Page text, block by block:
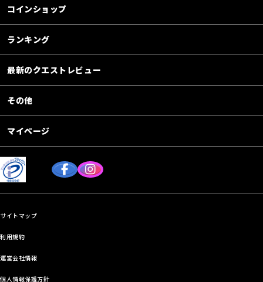
コインショップ
ランキング
最新のクエストレビュー
その他
マイページ
サイトマップ
利用規約
運営会社情報
個人情報保護方針